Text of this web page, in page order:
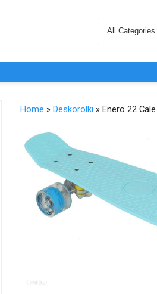
Search
Home » Deskorolki » Enero 22